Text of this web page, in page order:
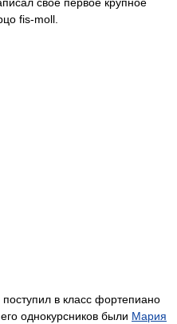
своё первое крупное
fis-moll.
в класс фортепиано
однокурсников были Мария